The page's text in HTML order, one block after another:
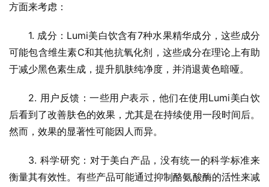
方面来考虑：
1. 成分：Lumi美白饮含有7种水果精华成分，这些成分
可能包含维生素C和其他抗氧化剂，这些成分在理论上有助
于减少黑色素生成，提升肌肤纯净度，并消退黄色暗哑。
2. 用户反馈：一些用户表示，他们在使用Lumi美白饮
后看到了改善肤色的效果，尤其是在持续使用一段时间后。
然而，效果的显著性可能因人而异。
3. 科学研究：对于美白产品，没有统一的科学标准来
衡量其有效性。有些产品可能通过抑制酪氨酸酶的活性来减